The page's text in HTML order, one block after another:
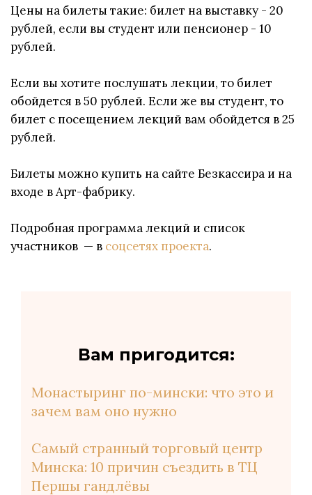
Цены на билеты такие: билет на выставку - 20
рублей, если вы студент или пенсионер - 10
рублей.
Если вы хотите послушать лекции, то билет
обойдется в 50 рублей. Если же вы студент, то
билет с посещением лекций вам обойдется в 25
рублей.
Билеты можно купить на сайте Безкассира и на
входе в Арт-фабрику.
Подробная программа лекций и список
участников — в соцсетях проекта.
Вам пригодится:
Монастыринг по-мински: что это и
зачем вам оно нужно
Самый странный торговый центр
Минска: 10 причин съездить в ТЦ
Першы гандлёвы